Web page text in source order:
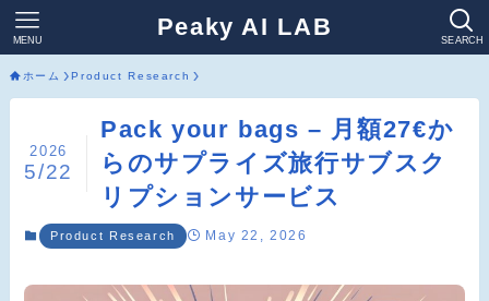
Peaky AI LAB SEARCH
MENU
ホーム Product Research
Pack your bags – 月額27€か
らのサプライズ旅行サブスク
リプションサービス
2026
5/22
Product Research May 22, 2026